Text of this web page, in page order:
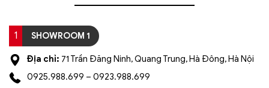
1 SHOWROOM 1
Địa chỉ: 71 Trần Đăng Ninh, Quang Trung, Hà Đông, Hà Nội
0925.988.699 – 0923.988.699